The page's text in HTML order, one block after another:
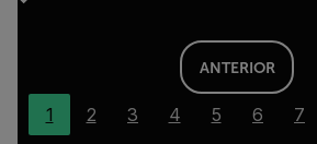
ANTERIOR
1 2 3 4 5 6 7